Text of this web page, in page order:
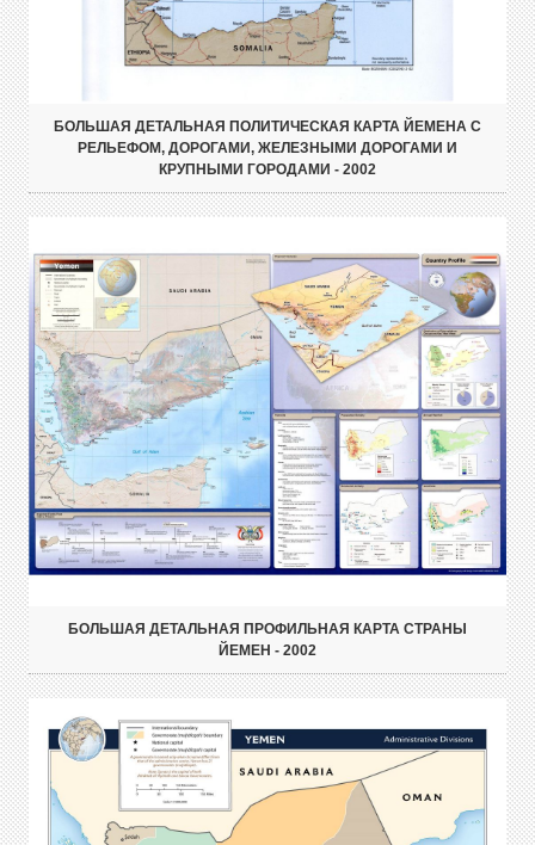
БОЛЬШАЯ ДЕТАЛЬНАЯ ПОЛИТИЧЕСКАЯ КАРТА ЙЕМЕНА С
РЕЛЬЕФОМ, ДОРОГАМИ, ЖЕЛЕЗНЫМИ ДОРОГАМИ И
КРУПНЫМИ ГОРОДАМИ - 2002
БОЛЬШАЯ ДЕТАЛЬНАЯ ПРОФИЛЬНАЯ КАРТА СТРАНЫ
ЙЕМЕН - 2002